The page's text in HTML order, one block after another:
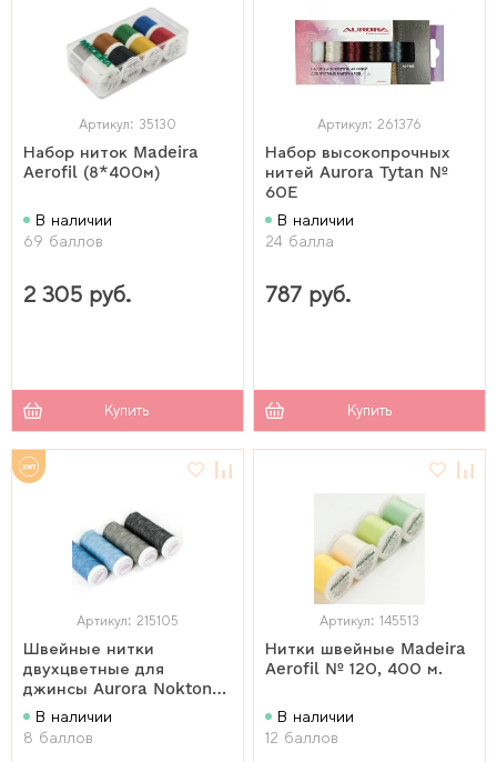
Артикул: 35130
Набор ниток Madeira
Aerofil (8*400м)
В наличии
69 баллов
2 305 руб.
Купить
Артикул: 261376
Набор высокопрочных
нитей Aurora Tytan №
60E
В наличии
24 балла
787 руб.
Купить
Артикул: 215105
Швейные нитки
двухцветные для
джинсы Aurora Nokton
№ 80C
В наличии
8 баллов
Артикул: 145513
Нитки швейные Madeira
Aerofil № 120, 400 м.
В наличии
12 баллов